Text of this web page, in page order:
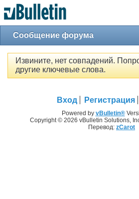
Сообщение форума
Извините, нет совпадений.
другие ключевые слова.
Вход Регистрация
Powered by vBulletin®
Copyright © 2026 vBulletin Solutions,
Перевод: zCarot